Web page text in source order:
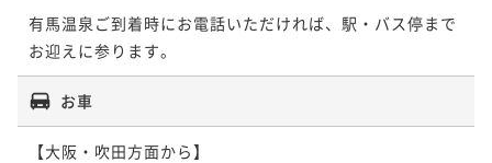
有馬温泉ご到着時にお電話いただければ、駅・バス停まで
お迎えに参ります。
お車
【大阪・吹田方面から】